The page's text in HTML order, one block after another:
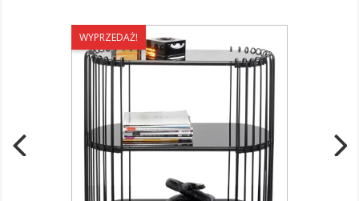
WYPRZEDAŻ!